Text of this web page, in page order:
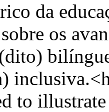
da
os
to